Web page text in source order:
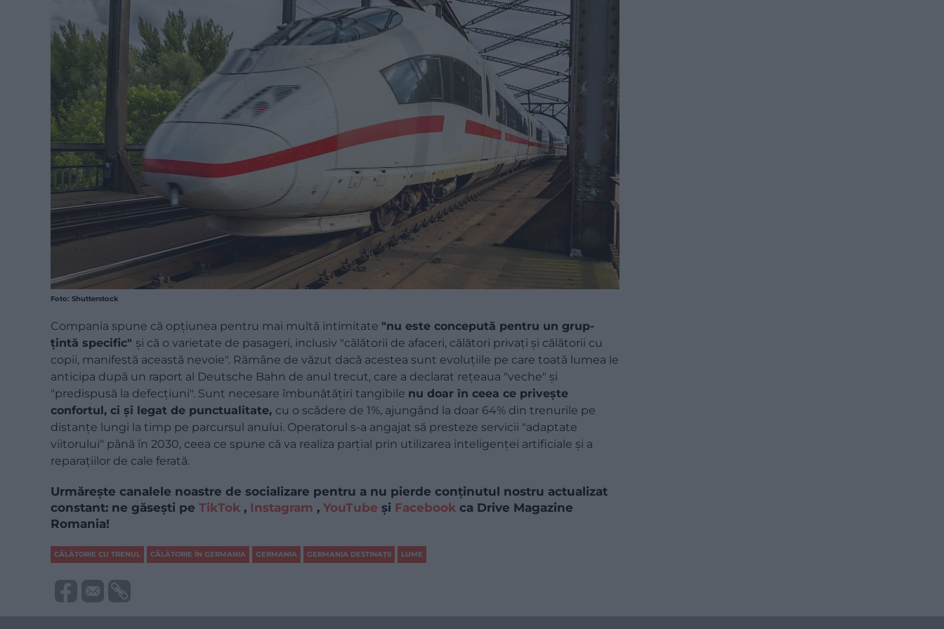
Foto: Shutterstock
Compania spune că opțiunea pentru mai multă intimitate "nu este concepută pentru un grup-
țintă specific" și că o varietate de pasageri, inclusiv "călătorii de afaceri, călători privați și călătorii cu
copii, manifestă această nevoie". Rămâne de văzut dacă acestea sunt evoluțiile pe care toată lumea le
anticipa după un raport al Deutsche Bahn de anul trecut, care a declarat rețeaua "veche" și
"predispusă la defecțiuni". Sunt necesare îmbunătățiri tangibile nu doar în ceea ce privește
confortul, ci și legat de punctualitate, cu o scădere de 1%, ajungând la doar 64% din trenurile pe
distanțe lungi la timp pe parcursul anului. Operatorul s-a angajat să presteze servicii "adaptate
viitorului" până în 2030, ceea ce spune că va realiza parțial prin utilizarea inteligenței artificiale și a
reparațiilor de cale ferată.
Urmărește canalele noastre de socializare pentru a nu pierde conținutul nostru actualizat
constant: ne găsești pe TikTok , Instagram , YouTube și Facebook ca Drive Magazine
Romania!
CĂLĂTORIE CU TRENUL CĂLĂTORIE ÎN GERMANIA GERMANIA GERMANIA DESTINAȚII LUME